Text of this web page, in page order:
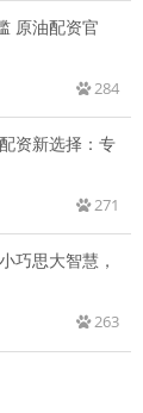
原油配资官
284
资新选择：专
271
巧思大智慧，
263